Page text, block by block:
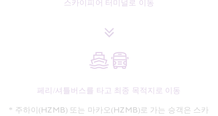
스카이피어 터미널로 이동
페리/셔틀버스를 타고 최종 목적지로 이동
* 주하이(HZMB) 또는 마카오(HZMB)로 가는 승객은 스카